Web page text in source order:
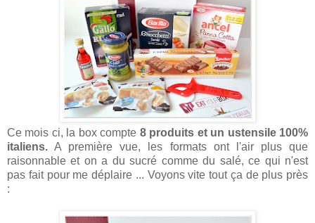
Ce mois ci, la box compte 8 produits et un ustensile 100%
italiens. A première vue, les formats ont l'air plus que
raisonnable et on a du sucré comme du salé, ce qui n'est
pas fait pour me déplaire ... Voyons vite tout ça de plus près
: